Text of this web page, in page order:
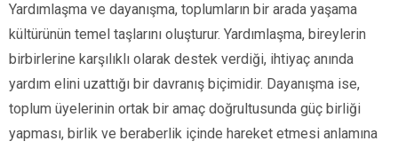
Yardımlaşma ve dayanışma, toplumların bir arada yaşama
kültürünün temel taşlarını oluşturur. Yardımlaşma, bireylerin
birbirlerine karşılıklı olarak destek verdiği, ihtiyaç anında
yardım elini uzattığı bir davranış biçimidir. Dayanışma ise,
toplum üyelerinin ortak bir amaç doğrultusunda güç birliği
yapması, birlik ve beraberlik içinde hareket etmesi anlamına